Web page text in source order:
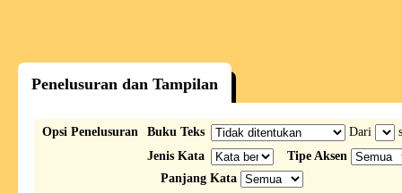
Penelusuran dan Tampilan
Opsi Penelusuran Buku Teks Dari
Jenis Kata
Tipe Aksen
Panjang Kata